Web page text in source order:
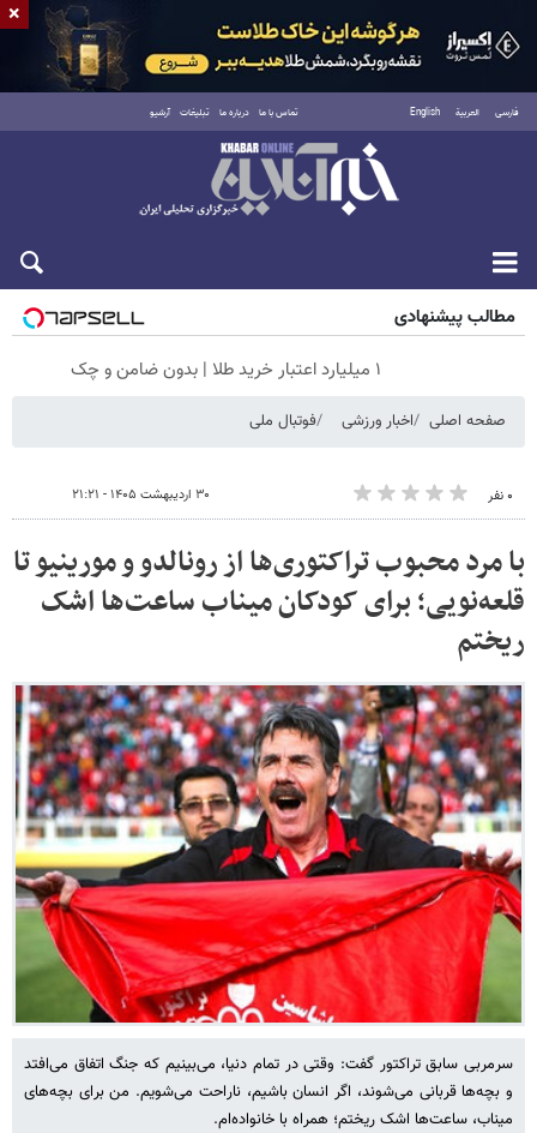
فارسی العربية English تماس با ما درباره ما تبلیغات آرشیو
جمعه ۱۶ مرداد ۱۴۰۵
مطالب پیشنهادی
۱ میلیارد اعتبار خرید طلا | بدون ضامن و چک
صفحه اصلی اخبار ورزشی فوتبال ملی
۰ نفر ۳۰ اردیبهشت ۱۴۰۵ - ۲۱:۲۱
با مرد محبوب تراکتوری‌ها از رونالدو و مورینیو تا
قلعه‌نویی؛ برای کودکان میناب ساعت‌ها اشک
ریختم
سرمربی سابق تراکتور گفت: وقتی در تمام دنیا، می‌بینیم که جنگ اتفاق می‌افتد
و بچه‌ها قربانی می‌شوند، اگر انسان باشیم، ناراحت می‌شویم. من برای بچه‌های
میناب، ساعت‌ها اشک ریختم؛ همراه با خانواده‌ام.
×